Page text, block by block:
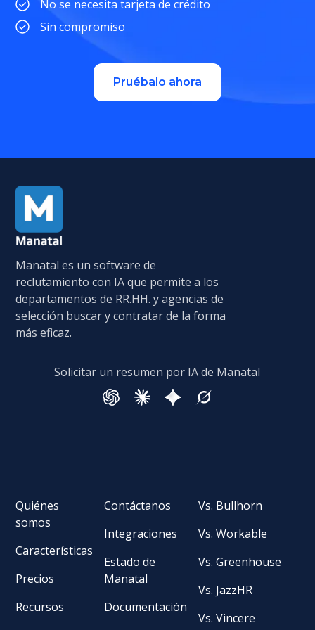
No se necesita tarjeta de crédito
Sin compromiso
Pruébalo ahora
Manatal es un software de
reclutamiento con IA que permite a los
departamentos de RR.HH. y agencias de
selección buscar y contratar de la forma
más eficaz.
Solicitar un resumen por IA de Manatal
Quiénes
somos
Características
Precios
Recursos
Contáctanos
Integraciones
Estado de
Manatal
Documentación
Vs. Bullhorn
Vs. Workable
Vs. Greenhouse
Vs. JazzHR
Vs. Vincere